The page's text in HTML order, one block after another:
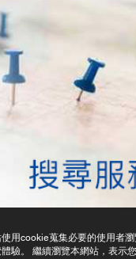
使用cookie蒐集必要的使用者
驗。 繼續瀏覽本網站，表示